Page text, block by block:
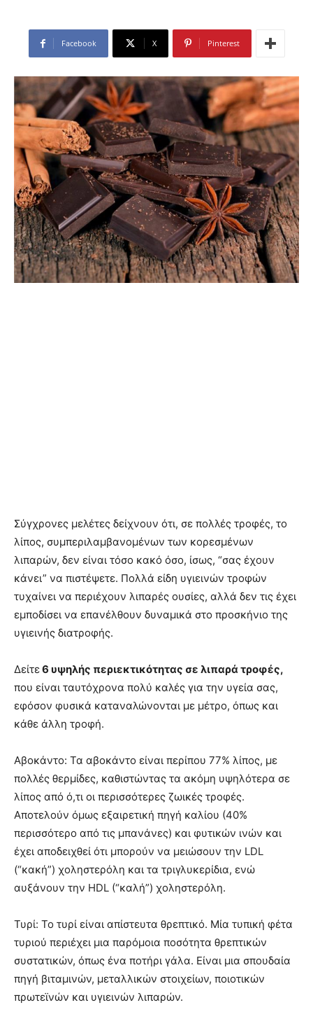
Facebook X Pinterest
Σύγχρονες μελέτες δείχνουν ότι, σε πολλές τροφές, το
λίπος, συμπεριλαμβανομένων των κορεσμένων
λιπαρών, δεν είναι τόσο κακό όσο, ίσως, “σας έχουν
κάνει” να πιστέψετε. Πολλά είδη υγιεινών τροφών
τυχαίνει να περιέχουν λιπαρές ουσίες, αλλά δεν τις έχει
εμποδίσει να επανέλθουν δυναμικά στο προσκήνιο της
υγιεινής διατροφής.
Δείτε6 υψηλής περιεκτικότητας σε λιπαρά τροφές,
που είναι ταυτόχρονα πολύ καλές για την υγεία σας,
εφόσον φυσικά καταναλώνονται με μέτρο, όπως και
κάθε άλλη τροφή.
Αβοκάντο: Τα αβοκάντο είναι περίπου 77% λίπος, με
πολλές θερμίδες, καθιστώντας τα ακόμη υψηλότερα σε
λίπος από ό,τι οι περισσότερες ζωικές τροφές.
Αποτελούν όμως εξαιρετική πηγή καλίου (40%
περισσότερο από τις μπανάνες) και φυτικών ινών και
έχει αποδειχθεί ότι μπορούν να μειώσουν την LDL
(“κακή”) χοληστερόλη και τα τριγλυκερίδια, ενώ
αυξάνουν την HDL (“καλή”) χοληστερόλη.
Τυρί: Το τυρί είναι απίστευτα θρεπτικό. Μία τυπική φέτα
τυριού περιέχει μια παρόμοια ποσότητα θρεπτικών
συστατικών, όπως ένα ποτήρι γάλα. Είναι μια σπουδαία
πηγή βιταμινών, μεταλλικών στοιχείων, ποιοτικών
πρωτεϊνών και υγιεινών λιπαρών.